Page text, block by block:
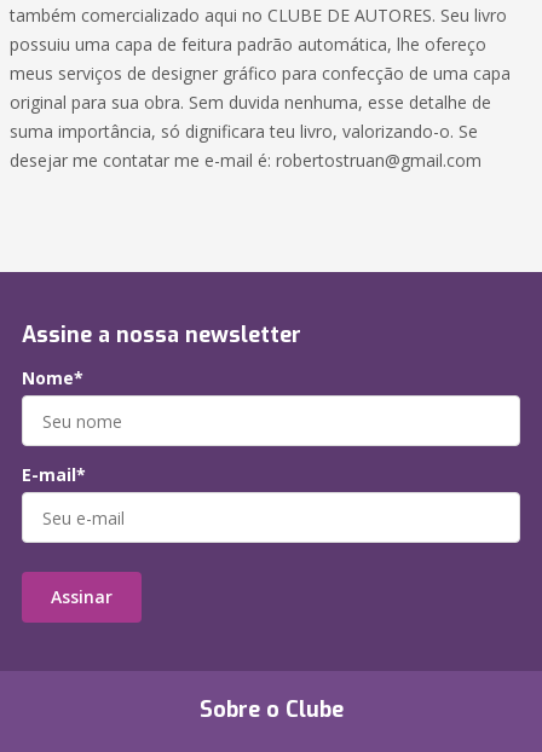
também comercializado aqui no CLUBE DE AUTORES. Seu livro
possuiu uma capa de feitura padrão automática, lhe ofereço
meus serviços de designer gráfico para confecção de uma capa
original para sua obra. Sem duvida nenhuma, esse detalhe de
suma importância, só dignificara teu livro, valorizando-o. Se
desejar me contatar me e-mail é: robertostruan@gmail.com
Sobre o Clube
Assine a nossa newsletter
Nome*
E-mail*
Assinar